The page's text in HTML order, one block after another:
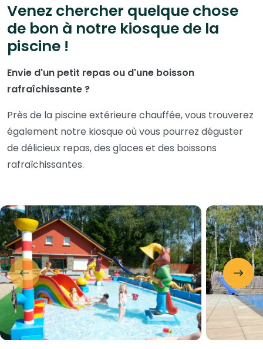
Venez chercher quelque chose
de bon à notre kiosque de la
piscine !
Envie d'un petit repas ou d'une boisson
rafraîchissante ?
Près de la piscine extérieure chauffée, vous trouverez
également notre kiosque où vous pourrez déguster
de délicieux repas, des glaces et des boissons
rafraîchissantes.